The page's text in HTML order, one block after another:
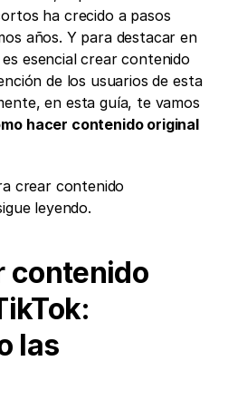
ha crecido a pasos
años. Y para destacar en
esencial crear contenido
de los usuarios de esta
en esta guía, te vamos
hacer contenido original
crear contenido
leyendo.
contenido
las